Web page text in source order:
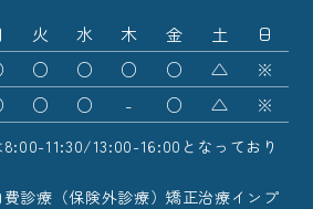
火 水 木 金 土
日
○ ○ ○ ○ △
※
○ ○ - ○ △ ※
11:30/13:00-16:00となっており
診療（保険外診療）矯正治療インプ